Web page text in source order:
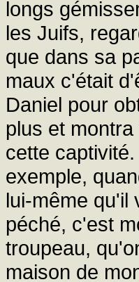
longs
les Juifs,
que dans sa
maux c'était
Daniel pour
plus et
cette
exemple,
lui-même qu'il
péché, c'est
troupeau,
maison de